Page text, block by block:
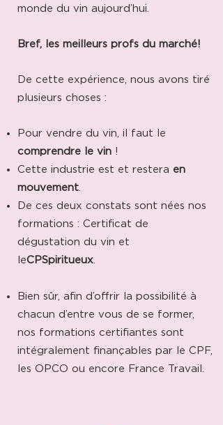
monde du vin aujourd’hui.
Bref, les meilleurs profs du marché!
De cette expérience, nous avons tiré
plusieurs choses :
Pour vendre du vin, il faut le
comprendre le vin !
Cette industrie est et restera en
mouvement.
De ces deux constats sont nées nos
formations : Certificat de
dégustation du vin et
leCPSpiritueux.
Bien sûr, afin d’offrir la possibilité à
chacun d’entre vous de se former,
nos formations certifiantes sont
intégralement finançables par le CPF,
les OPCO ou encore France Travail.